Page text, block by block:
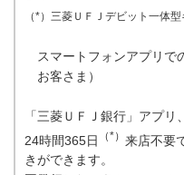
（*）三菱ＵＦＪデビット一体
スマートフォンアプリで
お客さま）
「三菱ＵＦＪ銀行」アプ
24時間365日
（*） 来店不要
きができます。